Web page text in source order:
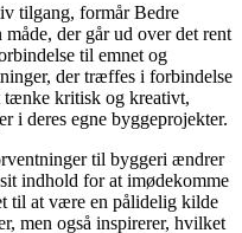
tilgang, formår Bedre
der går ud over det rent
til emnet og
der træffes i forbindelse
kritisk og kreativt,
i deres egne byggeprojekter.
til byggeri ændrer
indhold for at imødekomme
til at være en pålidelig kilde
men også inspirerer, hvilket